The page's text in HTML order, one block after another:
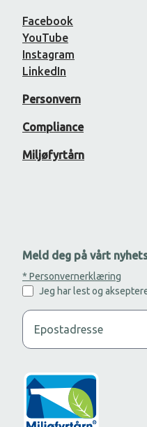
Facebook
YouTube
Instagram
LinkedIn
Personvern
Compliance
Miljøfyrtårn
Meld deg på vårt
* Personvernerklæring
Jeg har lest og
Legg til din epost